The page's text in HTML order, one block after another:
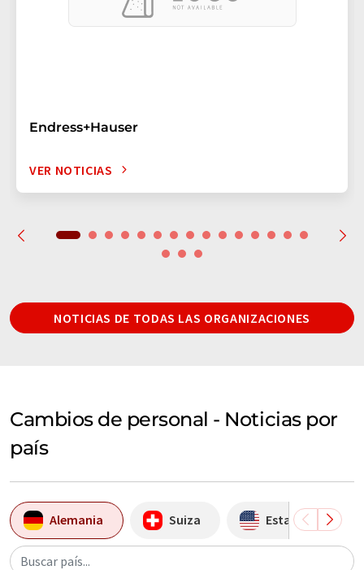
Endress+Hauser
VER NOTICIAS
NOTICIAS DE TODAS LAS ORGANIZACIONES
Cambios de personal - Noticias por
país
Alemania Suiza Estados Unidos
Buscar país...